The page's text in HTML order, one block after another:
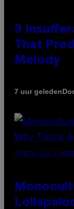
3
That
Melody
7 uur geleden
(PHOTO VIA T-